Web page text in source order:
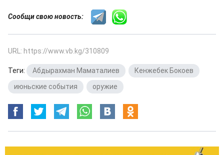
Сообщи свою новость:
URL: https://www.vb.kg/310809
Теги: Абдырахман Маматалиев Кенжебек Бокоев
июньские события
оружие